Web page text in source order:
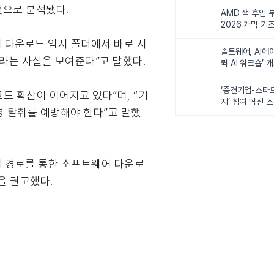
로 분석됐다.
운로드 임시 폴더에서 바로 시
는 사실을 보여준다”고 말했다.
확산이 이어지고 있다”며, “기
취를 예방해야 한다”고 말했
로를 통한 소프트웨어 다운로
권고했다.
AMD 잭 후인
2026 개막 기
솔트웨어, AI에
퀵 AI 워크숍’
‘중견기업-스타
지’ 참여 혁신